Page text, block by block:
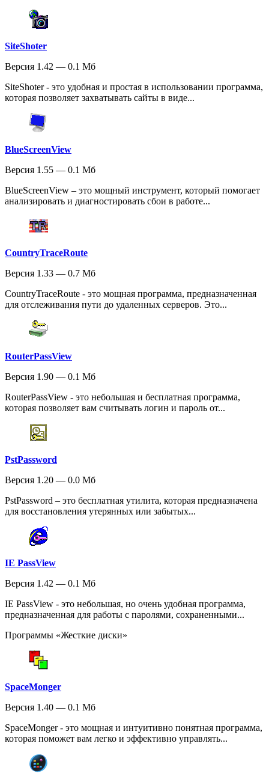
SiteShoter
Версия 1.42 — 0.1 Мб
SiteShoter - это удобная и простая в использовании программа,
которая позволяет захватывать сайты в виде...
BlueScreenView
Версия 1.55 — 0.1 Мб
BlueScreenView – это мощный инструмент, который помогает
анализировать и диагностировать сбои в работе...
CountryTraceRoute
Версия 1.33 — 0.7 Мб
CountryTraceRoute - это мощная программа, предназначенная
для отслеживания пути до удаленных серверов. Это...
RouterPassView
Версия 1.90 — 0.1 Мб
RouterPassView - это небольшая и бесплатная программа,
которая позволяет вам считывать логин и пароль от...
PstPassword
Версия 1.20 — 0.0 Мб
PstPassword – это бесплатная утилита, которая предназначена
для восстановления утерянных или забытых...
IE PassView
Версия 1.42 — 0.1 Мб
IE PassView - это небольшая, но очень удобная программа,
предназначенная для работы с паролями, сохраненными...
Программы «Жесткие диски»
SpaceMonger
Версия 1.40 — 0.1 Мб
SpaceMonger - это мощная и интуитивно понятная программа,
которая поможет вам легко и эффективно управлять...